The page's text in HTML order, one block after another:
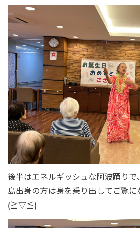
後半はエネルギッシュな阿波踊りで
島出身の方は身を乗り出してご覧
(≧▽≦)